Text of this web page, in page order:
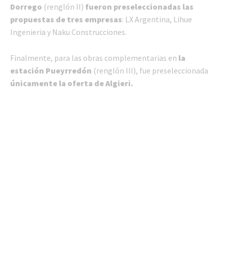
Dorrego (renglón II) fueron preseleccionadas las
propuestas de tres empresas: LX Argentina, Lihue
Ingenieria y Naku Construcciones.
Finalmente, para las obras complementarias en la
estación Pueyrredón (renglón III), fue preseleccionada
únicamente la oferta de Algieri.